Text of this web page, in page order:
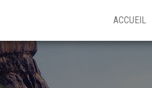
ACCUEIL